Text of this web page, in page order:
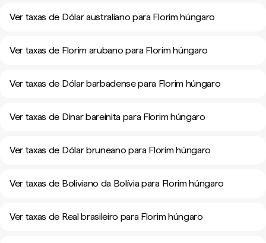
Ver taxas de Dólar australiano para Florim húngaro
Ver taxas de Florim arubano para Florim húngaro
Ver taxas de Dólar barbadense para Florim húngaro
Ver taxas de Dinar bareinita para Florim húngaro
Ver taxas de Dólar bruneano para Florim húngaro
Ver taxas de Boliviano da Bolívia para Florim húngaro
Ver taxas de Real brasileiro para Florim húngaro